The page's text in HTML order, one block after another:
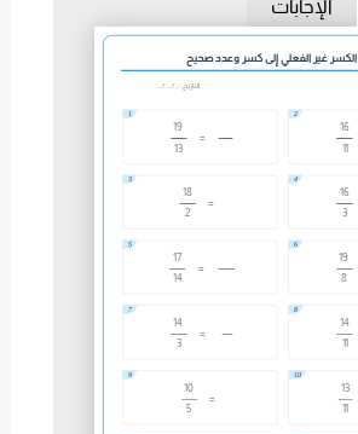
الإجابات
غير الفعلي إلى كسر وعدد صحيح
التاريخ: .... / .... / ....
1
19
13
=
2
16
11
3
18
2
=
4
16
3
5
17
14
=
6
19
8
7
14
3
=
8
14
11
9
10
5
=
10
13
11